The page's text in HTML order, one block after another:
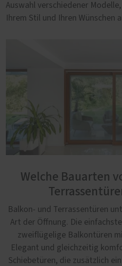
Auswahl verschiedener
Ihrem Stil und Ihren Wünschen
Welche Bauarten
Balkon- und Terrassentüren
Art der Öffnung. Die
zweiflügelige Balkontüren
Elegant und gleichzeitig
Schiebetüren, die zusätzlich